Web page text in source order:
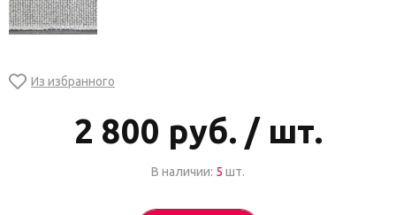
2 800 руб. / шт.
В наличии: 5 шт.